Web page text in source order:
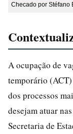
Checado por Stéfano
A ocupação de
temporário (ACT)
dos processos
desejam atuar
Secretaria de